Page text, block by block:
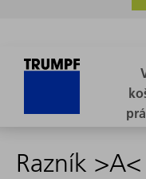
Razník